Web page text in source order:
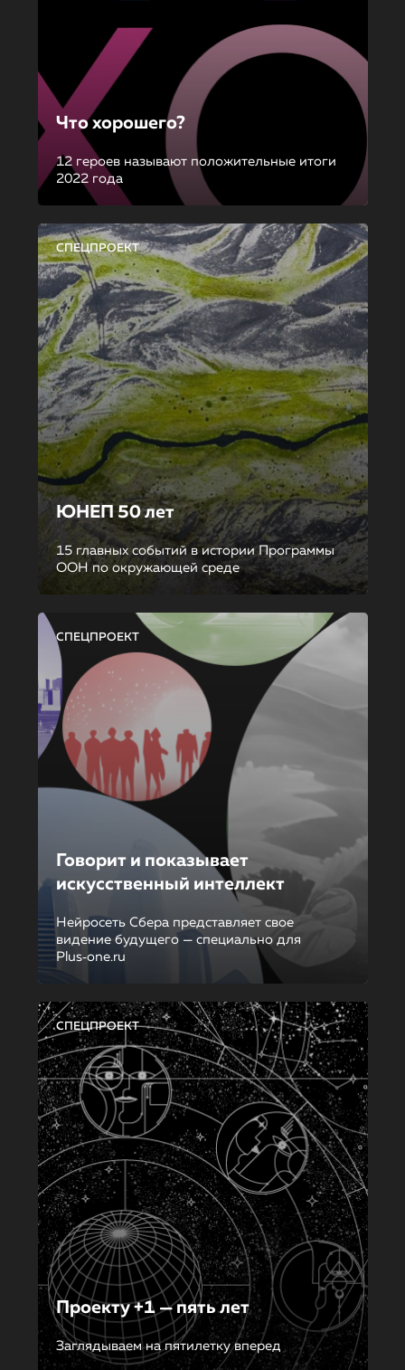
Что хорошего?
12 героев называют положительные итоги
2022 года
СПЕЦПРОЕКТ
ЮНЕП 50 лет
15 главных событий в истории Программы
ООН по окружающей среде
СПЕЦПРОЕКТ
Говорит и показывает
искусственный интеллект
Нейросеть Сбера представляет свое
видение будущего — специально для
Plus‑one.ru
СПЕЦПРОЕКТ
Проекту +1 — пять лет
Заглядываем на пятилетку вперед